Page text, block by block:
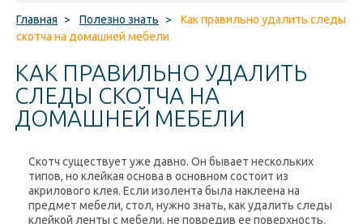
Главная > Полезно знать >
Как правильно удалить следы
скотча на домашней мебели
КАК ПРАВИЛЬНО УДАЛИТЬ
СЛЕДЫ СКОТЧА НА
ДОМАШНЕЙ МЕБЕЛИ
Скотч существует уже давно. Он бывает нескольких
типов, но клейкая основа в основном состоит из
акрилового клея. Если изолента была наклеена на
предмет мебели, стол, нужно знать, как удалить следы
клейкой ленты с мебели, не повредив ее поверхность.